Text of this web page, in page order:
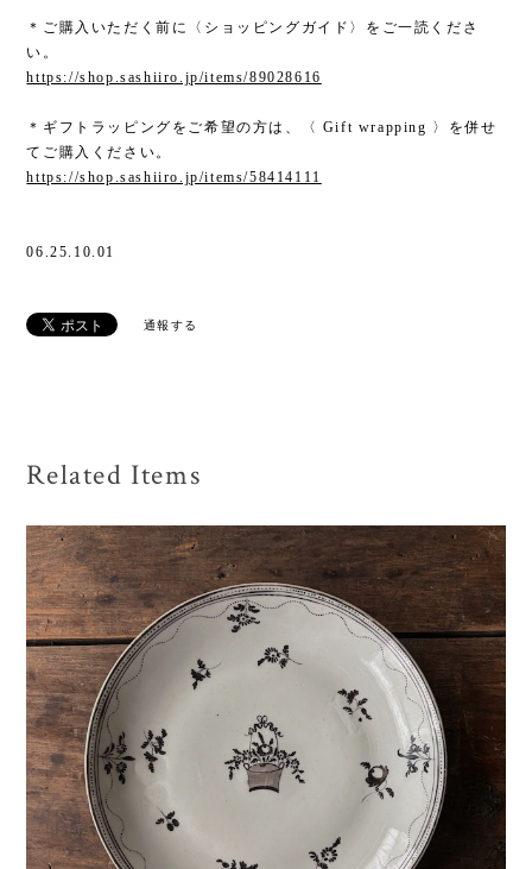
＊ご購入いただく前に〈ショッピングガイド〉をご一読くださ
い。
https://shop.sashiiro.jp/items/89028616
＊ギフトラッピングをご希望の方は、〈 Gift wrapping 〉を併せ
てご購入ください。
https://shop.sashiiro.jp/items/58414111
06.25.10.01
通報する
Related Items